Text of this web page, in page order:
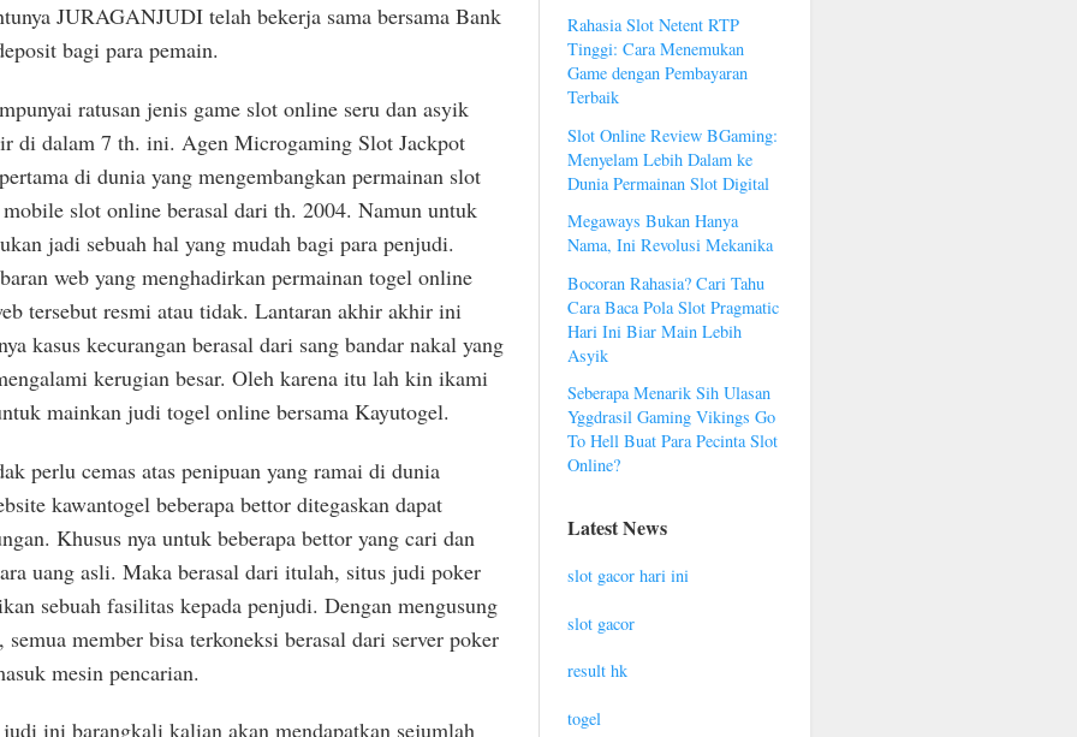
JURAGANJUDI telah bekerja sama bersama Bank
bagi para pemain.
ratusan jenis game slot online seru dan asyik
di dalam 7 th. ini. Agen Microgaming Slot Jackpot
di dunia yang mengembangkan permainan slot
slot online berasal dari th. 2004. Namun untuk
jadi sebuah hal yang mudah bagi para penjudi.
web yang menghadirkan permainan togel online
tersebut resmi atau tidak. Lantaran akhir akhir ini
kasus kecurangan berasal dari sang bandar nakal yang
kerugian besar. Oleh karena itu lah kin ikami
mainkan judi togel online bersama Kayutogel.
perlu cemas atas penipuan yang ramai di dunia
kawantogel beberapa bettor ditegaskan dapat
Khusus nya untuk beberapa bettor yang cari dan
uang asli. Maka berasal dari itulah, situs judi poker
sebuah fasilitas kepada penjudi. Dengan mengusung
semua member bisa terkoneksi berasal dari server poker
mesin pencarian.
ini barangkali kalian akan mendapatkan sejumlah
Rahasia Slot Netent RTP
Tinggi: Cara Menemukan
Game dengan Pembayaran
Terbaik
Slot Online Review BGaming:
Menyelam Lebih Dalam ke
Dunia Permainan Slot Digital
Megaways Bukan Hanya
Nama, Ini Revolusi Mekanika
Bocoran Rahasia? Cari Tahu
Cara Baca Pola Slot Pragmatic
Hari Ini Biar Main Lebih
Asyik
Seberapa Menarik Sih Ulasan
Yggdrasil Gaming Vikings Go
To Hell Buat Para Pecinta Slot
Online?
Latest News
slot gacor hari ini
slot gacor
result hk
togel